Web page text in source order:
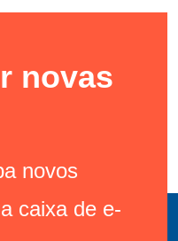
novas
novos
caixa de e-